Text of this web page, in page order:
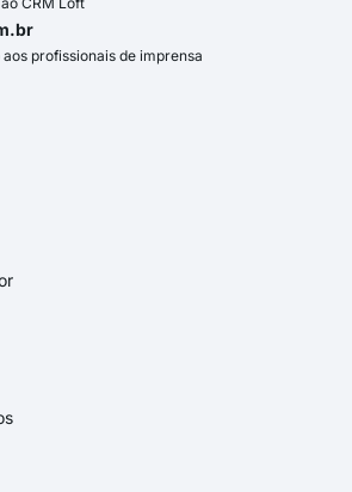
profissionais de imprensa